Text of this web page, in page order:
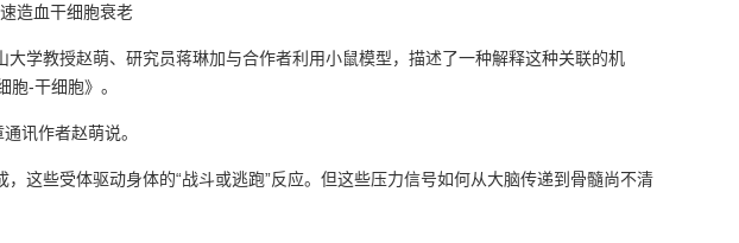
教授赵萌、研究员蒋琳加与合作者利用小鼠模型，描述了一种解释这种关联的机
-干细胞》。
讯作者赵萌说。
些受体驱动身体的“战斗或逃跑”反应。但这些压力信号如何从大脑传递到骨髓尚不清